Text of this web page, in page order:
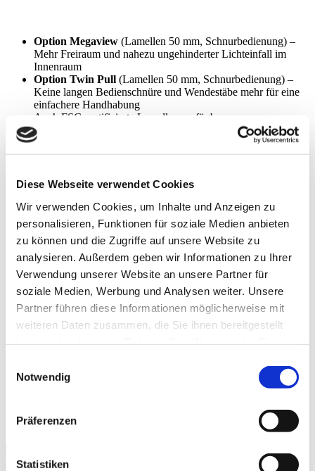
Diese Webseite verwendet Cookies
Wir verwenden Cookies, um Inhalte und Anzeigen zu
personalisieren, Funktionen für soziale Medien anbieten
zu können und die Zugriffe auf unsere Website zu
analysieren. Außerdem geben wir Informationen zu Ihrer
Verwendung unserer Website an unsere Partner für
soziale Medien, Werbung und Analysen weiter. Unsere
Partner führen diese Informationen möglicherweise mit
weiteren Daten zusammen, die Sie ihnen bereitgestellt
Notwendig
Präferenzen
Statistiken
Option Megaview (Lamellen 50 mm, Schnurbedienung) –
Mehr Freiraum und nahezu ungehinderter Lichteinfall im
Innenraum
Option Twin Pull (Lamellen 50 mm, Schnurbedienung) –
Keine langen Bedienschnüre und Wendestäbe mehr für eine
einfachere Handhabung
Auch FSC-zertifizierte Lamellen verfügbar
Produktdetails
max. Höhe: 4000 mm
max. Fläche: 10 m²
Lamellenbreite: Holz 25 mm, 50 mm, 70 mm. Bambus: 50
mm, 25 mm
Bedienung: Schnur, Schnur/Stab, Kette, Retro, Elektroantrieb
Führung: Optional, seitlich mit Stahlseil
Anwendungsbereiche: Für Fenster, Türen,
Bildschirmarbeitsplätze
Montage: An Wand und Decken sowie über Klemmträger
Produktbeschreibung
geben Ihren Räumen eine ganz natürliche, persönliche Note. Durch
unterschiedlichste Farbtöne und Lamellengrößen finden Sie
Ideal für alle, die das Zuhause zu einem warmen, gemütlichen Ort
für die ganze Familie machen möchten.